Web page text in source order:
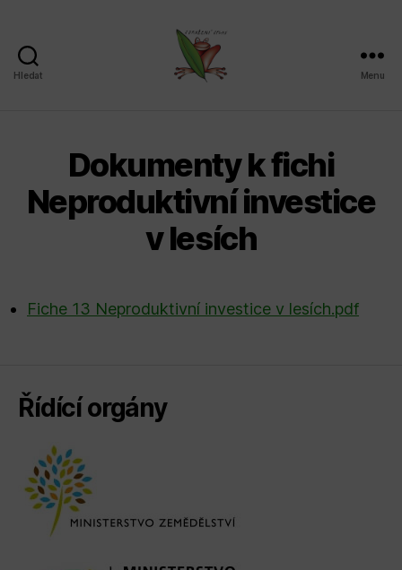
Hledat Menu
Dokumenty k fichi
Neproduktivní investice
v lesích
Fiche 13 Neproduktivní investice v lesích.pdf
Řídící orgány